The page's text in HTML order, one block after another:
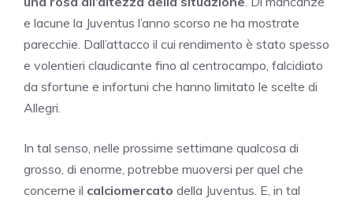
e lacune la Juventus l’anno scorso ne ha mostrate
parecchie. Dall’attacco il cui rendimento è stato spesso
e volentieri claudicante fino al centrocampo, falcidiato
da sfortune e infortuni che hanno limitato le scelte di
Allegri.
In tal senso, nelle prossime settimane qualcosa di
grosso, di enorme, potrebbe muoversi per quel che
concerne il calciomercato della Juventus. E, in tal